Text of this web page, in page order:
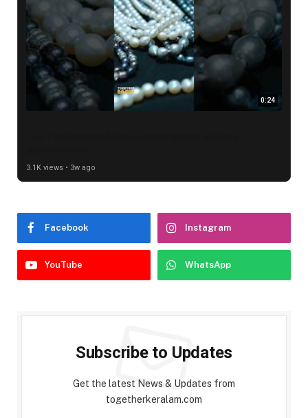
0:24
3.1K views • 3w ago
Facebook Instagram
YouTube WhatsApp
Subscribe to Updates
Get the latest News & Updates from
togetherkeralam.com